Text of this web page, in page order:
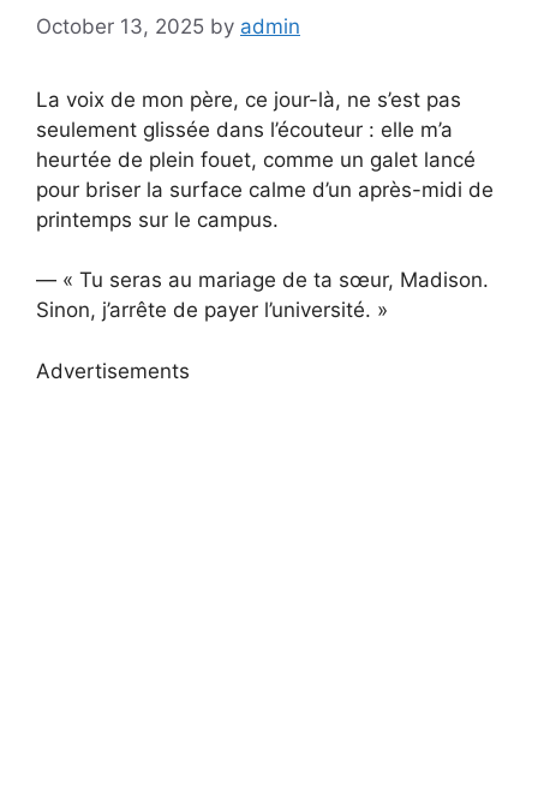
October 13, 2025 by admin
La voix de mon père, ce jour-là, ne s’est pas
seulement glissée dans l’écouteur : elle m’a
heurtée de plein fouet, comme un galet lancé
pour briser la surface calme d’un après-midi de
printemps sur le campus.
— « Tu seras au mariage de ta sœur, Madison.
Sinon, j’arrête de payer l’université. »
Advertisements